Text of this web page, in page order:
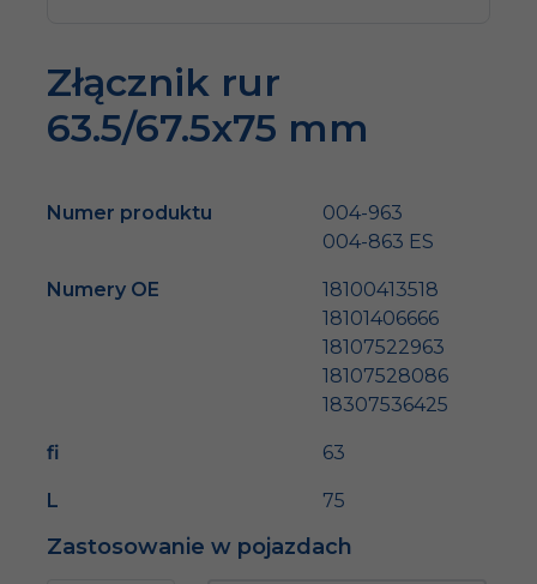
Złącznik rur
63.5/67.5x75 mm
Numer produktu
004-963
004-863 ES
Numery OE
18100413518
18101406666
18107522963
18107528086
18307536425
fi 63
L 75
Zastosowanie w pojazdach